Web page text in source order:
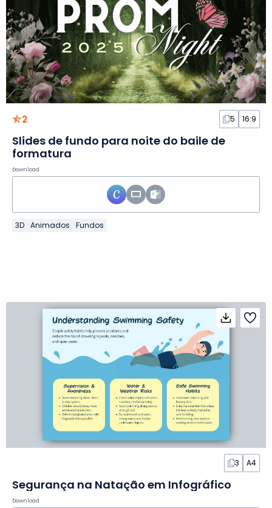
2 5 16:9
Slides de fundo para noite do baile de
formatura
Download
3D Animados Fundos
3 A4
Segurança na Natação em Infográfico
Download